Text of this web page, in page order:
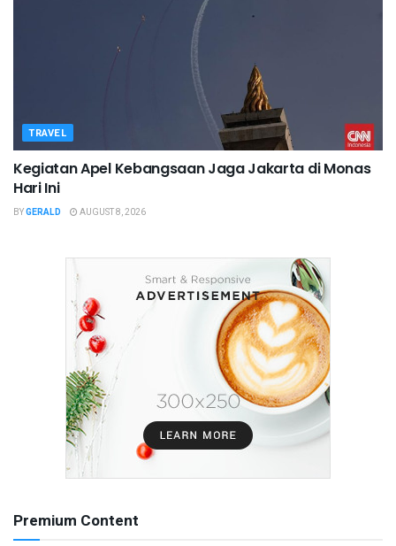
TRAVEL
Kegiatan Apel Kebangsaan Jaga Jakarta di Monas
Hari Ini
BYGERALD AUGUST 8, 2026
Premium Content